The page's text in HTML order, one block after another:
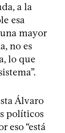
a la
esa
mayor
no es
lo que
Álvaro
políticos
eso “está